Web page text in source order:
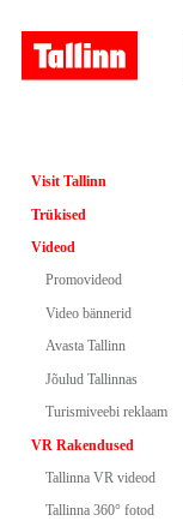
Visit Tallinn
Trükised
Videod
Promovideod
Video bännerid
Avasta Tallinn
Jõulud Tallinnas
Turismiveebi reklaam
VR Rakendused
Tallinna VR videod
Tallinna 360° fotod